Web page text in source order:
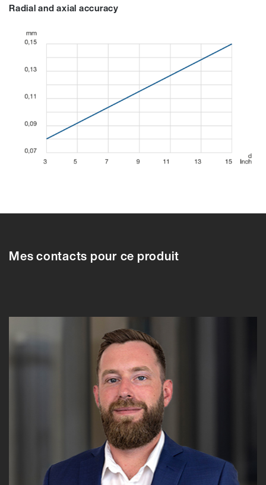
Radial and axial accuracy
Mes contacts pour ce produit